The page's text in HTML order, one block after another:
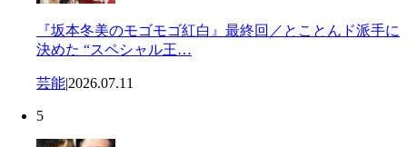
『坂本冬美のモゴモゴ紅白』最終回／とことんド派手に
決めた “スペシャル王…
芸能|2026.07.11
5